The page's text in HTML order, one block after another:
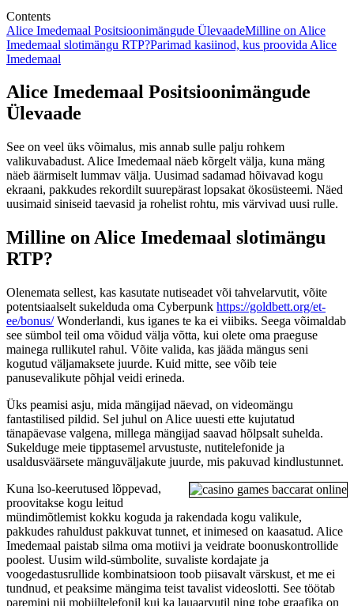
Contents
Alice Imedemaal Positsioonimängude ÜlevaadeMilline on Alice
Imedemaal slotimängu RTP?Parimad kasiinod, kus proovida Alice
Imedemaal
Alice Imedemaal Positsioonimängude
Ülevaade
See on veel üks võimalus, mis annab sulle palju rohkem
valikuvabadust. Alice Imedemaal näeb kõrgelt välja, kuna mäng
näeb äärmiselt lummav välja. Uusimad sadamad hõivavad kogu
ekraani, pakkudes rekordilt suurepärast lopsakat ökosüsteemi. Näed
uusimaid siniseid taevasid ja rohelist rohtu, mis värvivad uusi rulle.
Milline on Alice Imedemaal slotimängu
RTP?
Olenemata sellest, kas kasutate nutiseadet või tahvelarvutit, võite
potentsiaalselt sukelduda oma Cyberpunk https://goldbett.org/et-
ee/bonus/Wonderlandi, kus iganes te ka ei viibiks. Seega võimaldab
see sümbol teil oma võidud välja võtta, kui olete oma praeguse
mainega rullikutel rahul. Võite valida, kas jääda mängus seni
kogutud väljamaksete juurde. Kuid mitte, see võib teie
panusevalikute põhjal veidi erineda.
Üks peamisi asju, mida mängijad näevad, on videomängu
fantastilised pildid. Sel juhul on Alice uuesti ette kujutatud
tänapäevase valgena, millega mängijad saavad hõlpsalt suhelda.
Sukelduge meie tipptasemel arvustuste, nutitelefonide ja
usaldusväärsete mänguväljakute juurde, mis pakuvad kindlustunnet.
Kuna lso-keerutused lõppevad,
proovitakse kogu leitud
mündimõtlemist kokku koguda ja rakendada kogu valikule,
pakkudes rahuldust pakkuvat tunnet, et inimesed on kaasatud. Alice
Imedemaal paistab silma oma motiivi ja veidrate boonuskontrollide
poolest. Uusim wild-sümbolite, suvaliste kordajate ja
voogedastusrullide kombinatsioon toob piisavalt värskust, et me ei
tundnud, et peaksime mängima teist tavalist videoslotti. See töötab
paremini nii mobiiltelefonil kui ka lauaarvutil ning tobe graafika on